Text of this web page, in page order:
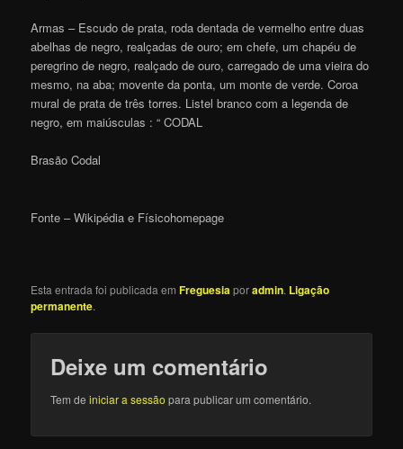
Armas – Escudo de prata, roda dentada de vermelho entre duas
abelhas de negro, realçadas de ouro; em chefe, um chapéu de
peregrino de negro, realçado de ouro, carregado de uma vieira do
mesmo, na aba; movente da ponta, um monte de verde. Coroa
mural de prata de três torres. Listel branco com a legenda de
negro, em maiúsculas : “ CODAL
Brasão Codal
Fonte – Wikipédia e Físicohomepage
Esta entrada foi publicada emFreguesiaporadmin. Ligação
permanente.
Deixe um comentário
Tem deiniciar a sessão para publicar um comentário.